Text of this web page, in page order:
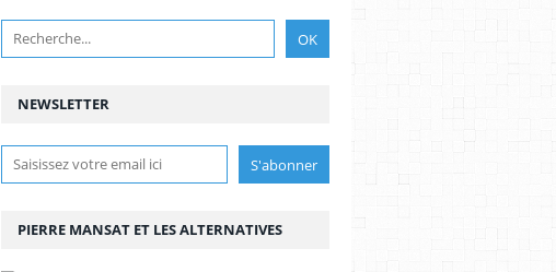
NEWSLETTER
PIERRE MANSAT ET LES ALTERNATIVES